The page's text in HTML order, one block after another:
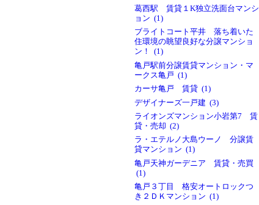
葛西駅 賃貸１K独立洗面台マンシ
ョン (1)
ブライトコート平井 落ち着いた
住環境の眺望良好な分譲マンショ
ン！ (1)
亀戸駅前分譲賃貸マンション・マ
ークス亀戸 (1)
カーサ亀戸 賃貸 (1)
デザイナーズ一戸建 (3)
ライオンズマンション小岩第7 賃
貸・売却 (2)
ラ・エテルノ大島ウーノ 分譲賃
貸マンション (1)
亀戸天神ガーデニア 賃貸・売買
(1)
亀戸３丁目 格安オートロックつ
き２ＤＫマンション (1)